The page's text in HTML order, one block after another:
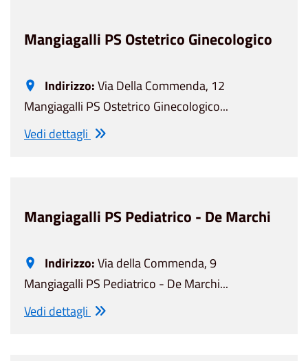
Mangiagalli PS Ostetrico Ginecologico
Indirizzo:Via Della Commenda, 12
Mangiagalli PS Ostetrico Ginecologico...
Vedi dettagli
Mangiagalli PS Pediatrico - De Marchi
Indirizzo:Via della Commenda, 9
Mangiagalli PS Pediatrico - De Marchi...
Vedi dettagli